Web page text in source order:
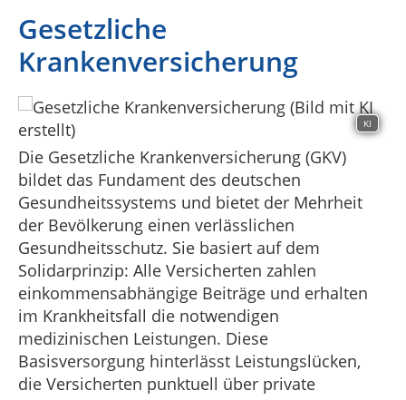
Gesetzliche
Krankenversicherung
KI
Die Gesetzliche Krankenversicherung (GKV)
bildet das Fundament des deutschen
Gesundheitssystems und bietet der Mehrheit
der Bevölkerung einen verlässlichen
Gesundheitsschutz. Sie basiert auf dem
Solidarprinzip: Alle Versicherten zahlen
einkommensabhängige Beiträge und erhalten
im Krankheitsfall die notwendigen
medizinischen Leistungen. Diese
Basisversorgung hinterlässt Leistungslücken,
die Versicherten punktuell über private